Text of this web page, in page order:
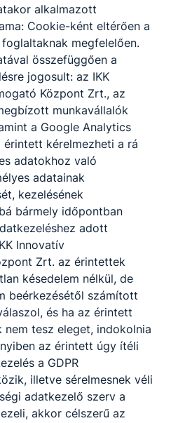
Miczán Róbert
november 13.
1956 emléke a
és látványos
fel a tanulók azoknak a
meghatározóak a
nép, az ifjúság számára
Dányi Donát
október 22.
alkalmazott
Cookie-ként eltérően a
megfelelően.
összefüggően a
jogosult: az IKK
Központ Zrt., az
munkavállalók
a Google Analytics
kérelmezheti a rá
adatokhoz való
adatainak
kezelésének
bármely időpontban
adott
Innovatív
Zrt. az érintettek
késedelem nélkül, de
beérkezésétől számított
és ha az érintett
nem tesz eleget, indokolnia
az érintett úgy ítéli
a GDPR
illetve sérelmesnek véli
adatkezelő szerv a
akkor célszerű az